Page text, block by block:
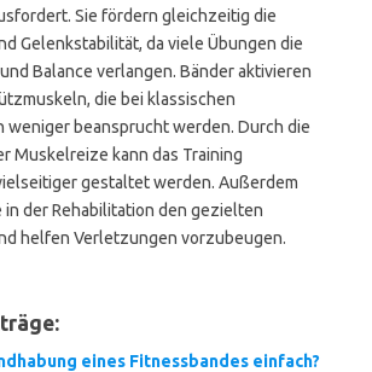
Sie fördern gleichzeitig die
Gelenkstabilität, da viele Übungen die
Balance verlangen. Bänder aktivieren
die bei klassischen
weniger beansprucht werden. Durch die
Muskelreize kann das Training
gestaltet werden. Außerdem
der Rehabilitation den gezielten
helfen Verletzungen vorzubeugen.
eines Fitnessbandes einfach?